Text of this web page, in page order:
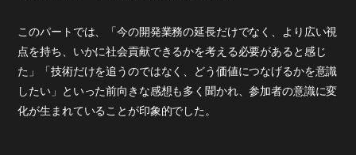
このパートでは、「今の開発業務の延長だけでなく、より広い視
点を持ち、いかに社会貢献できるかを考える必要があると感じ
た」「技術だけを追うのではなく、どう価値につなげるかを意識
したい」といった前向きな感想も多く聞かれ、参加者の意識に変
化が生まれていることが印象的でした。